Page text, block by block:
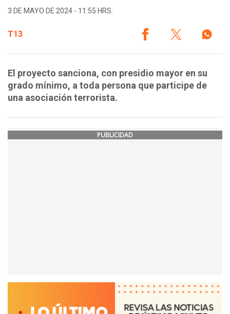
3 DE MAYO DE 2024 - 11:55 HRS.
T13
El proyecto sanciona, con presidio mayor en su
grado mínimo, a toda persona que participe de
una asociación terrorista.
PUBLICIDAD